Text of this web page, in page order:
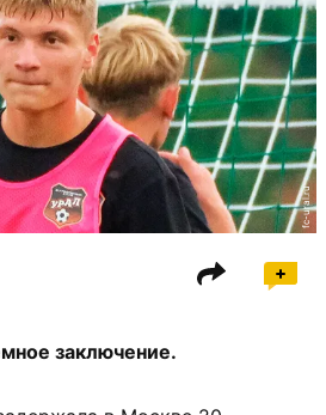
fc-ural.ru
заключение.